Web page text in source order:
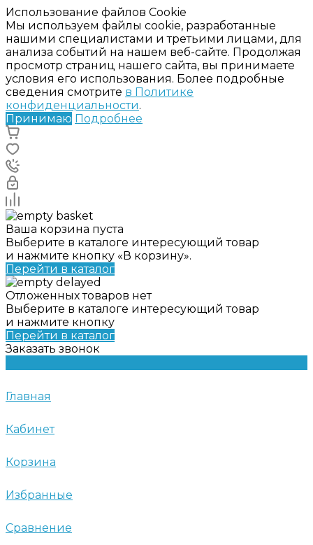
Использование файлов Cookie
Мы используем файлы cookie, разработанные
нашими специалистами и третьими лицами, для
анализа событий на нашем веб-сайте. Продолжая
просмотр страниц нашего сайта, вы принимаете
условия его использования. Более подробные
сведения смотрите в Политике
конфиденциальности.
Принимаю Подробнее
Ваша корзина пуста
Выберите в каталоге интересующий товар
и нажмите кнопку «В корзину».
Перейти в каталог
Отложенных товаров нет
Выберите в каталоге интересующий товар
и нажмите кнопку
Перейти в каталог
Заказать звонок
Главная
Кабинет
Корзина
Избранные
Сравнение